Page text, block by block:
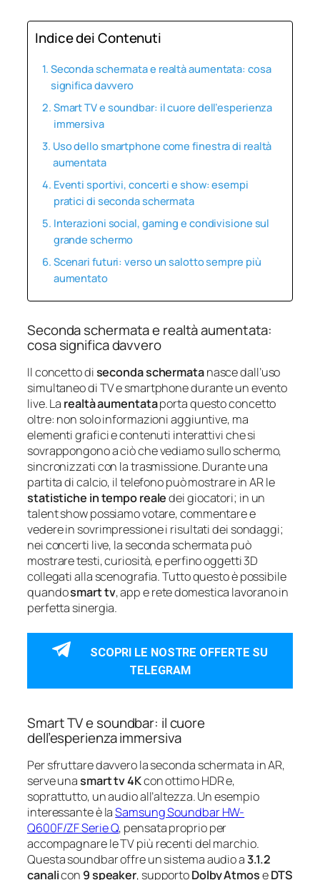
Indice dei Contenuti
Seconda schermata e realtà aumentata: cosa
significa davvero
Smart TV e soundbar: il cuore dell’esperienza
immersiva
Uso dello smartphone come finestra di realtà
aumentata
Eventi sportivi, concerti e show: esempi
pratici di seconda schermata
Interazioni social, gaming e condivisione sul
grande schermo
Scenari futuri: verso un salotto sempre più
aumentato
Seconda schermata e realtà aumentata:
cosa significa davvero
Il concetto diseconda schermatanasce dall’uso
simultaneo di TV e smartphone durante un evento
live. La realtà aumentataporta questo concetto
oltre: non solo informazioni aggiuntive, ma
elementi grafici e contenuti interattivi che si
sovrappongono a ciò che vediamo sullo schermo,
sincronizzati con la trasmissione. Durante una
partita di calcio, il telefono può mostrare in AR le
statistiche in tempo realedei giocatori; in un
talent show possiamo votare, commentare e
vedere in sovrimpressione i risultati dei sondaggi;
nei concerti live, la seconda schermata può
mostrare testi, curiosità, e perfino oggetti 3D
collegati alla scenografia. Tutto questo è possibile
quandosmart tv, app e rete domestica lavorano in
perfetta sinergia.
SCOPRI LE NOSTRE OFFERTE SU
TELEGRAM
Smart TV e soundbar: il cuore
dell’esperienza immersiva
Per sfruttare davvero la seconda schermata in AR,
serve unasmart tv 4Kcon ottimo HDR e,
soprattutto, un audio all’altezza. Un esempio
interessante è laSamsung Soundbar HW-
Q600F/ZF Serie Q, pensata proprio per
accompagnare le TV più recenti del marchio.
Questa soundbar offre un sistema audio a3.1.2
canalicon 9 speaker, supportoDolby AtmoseDTS